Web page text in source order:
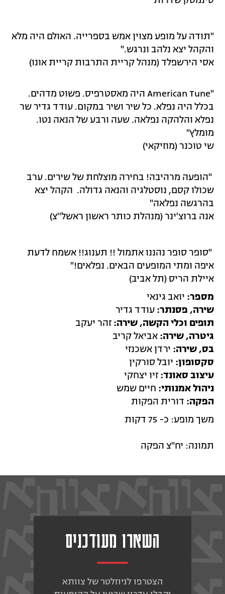
"תודה על מופע מצוין אמש בספרייה. האולם היה מלא
והקהל יצא נלהב ונרגש."
אסי הירשפלד (מנהל קריית התרבות קריית אונו)
"American Tune היה מאסטרפיס. פשוט מדהים.
בכלל היה נפלא. כל שיר ושיר במקום. עודד גדיר שר
נפלא והלהקה נפלאה. שעה ורבע של הנאה נטו.
מומלץ"
שי טוכנר (מוזיקאי)
"הופעה מרהיבה! בחירה מוצלחת של שירים. ערב
שכולו קסם, נוסטלגיה והנאה גדולה. הקהל יצא
בהרגשה נפלאה"
אנה ברוצ'ינר (מנהלת כותר ראשון ראשל''צ)
"סופר סופר נהננו אתמול !! תענוג!! אשמח לדעת
איפה ומתי המופעים הבאים. נפלאים!"
איילת הריס (תל אביב)
מספר: יואב גינאי
שירה, פסנתר: עודד גדיר
תופים וכלי הקשה, שירה: זהר יעקב
גיטרה, שירה: אביאל קריב
בס, שירה: ירדן אשכנזי
סקסופון: יובל סורקין
עיצוב סאונד:זיו יצחקי
ניהול אמנותי: חיים שמש
הפקה: דורית הפקות
משך מופע: כ- 75 דקות
תמונה: יח"צ הפקה
השארו מעודכנים
הצטרפו לניוזלטר של צוותא